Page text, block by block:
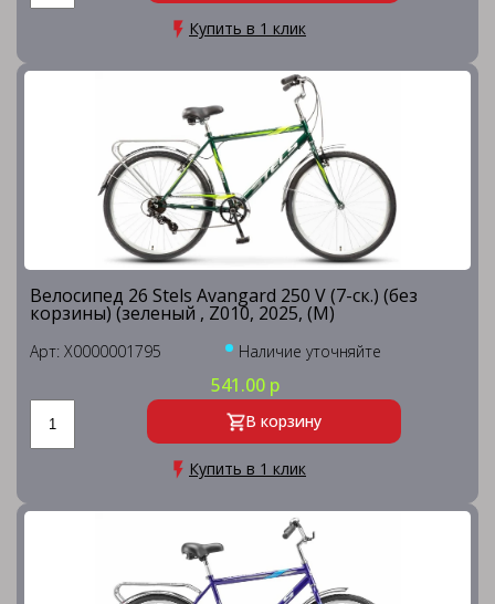
Купить в 1 клик
Велосипед 26 Stels Avangard 250 V (7-ск.) (без
корзины) (зеленый , Z010, 2025, (М)
Арт: X0000001795 Наличие уточняйте
541.00 р
В корзину
Купить в 1 клик